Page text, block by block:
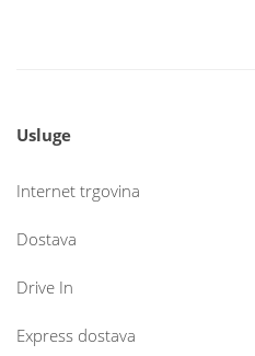
Usluge
Internet trgovina
Dostava
Drive In
Express dostava